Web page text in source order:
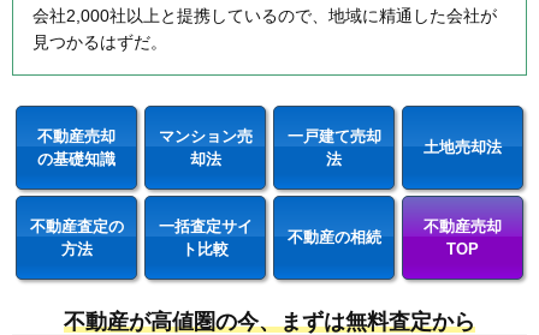
会社2,000社以上と提携しているので、地域に精通した会社が
見つかるはずだ。
不動産売却
の基礎知識
マンション売
却法
一戸建て売却
法
土地売却法
不動産査定の
方法
一括査定サイ
ト比較
不動産の相続
不動産売却
TOP
不動産が高値圏の今、まずは無料査定から